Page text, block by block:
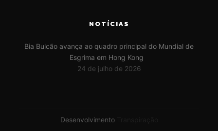
NOTÍCIAS
Bia Bulcão avança ao quadro principal do Mundial de
Esgrima em Hong Kong
24 de julho de 2026
Desenvolvimento